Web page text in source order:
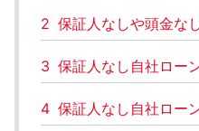
2 保証人なしや頭金な
3 保証人なし自社ロー
4 保証人なし自社ロー